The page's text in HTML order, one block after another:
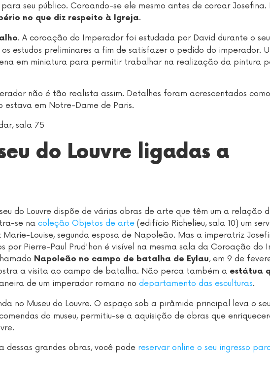
seu público. Coroando-se ele mesmo antes de coroar Josefina.
no que diz respeito à Igreja.
. A coroação do Imperador foi estudada por David durante o seu
estudos preliminares a fim de satisfazer o pedido do imperador.
em miniatura para permitir trabalhar na realização da pintura
não é tão realista assim. Detalhes foram acrescentados
estava em Notre-Dame de Paris.
sala 75
do Louvre ligadas a
do Louvre dispõe de várias obras de arte que têm um a relação
se na coleção Objetos de arte (edifício Richelieu, sala 10) um
Louise, segunda esposa de Napoleão. Mas a imperatriz
por Pierre-Paul Prud'hon é visível na mesma sala da Coroação do
Napoleão no campo de batalha de Eylau, em 9 de
a visita ao campo de batalha. Não perca também a estátua
de um imperador romano no departamento das esculturas.
no Museu do Louvre. O espaço sob a pirâmide principal leva o
do museu, permitiu-se a aquisição de obras que
grandes obras, você pode reservar online o seu ingresso